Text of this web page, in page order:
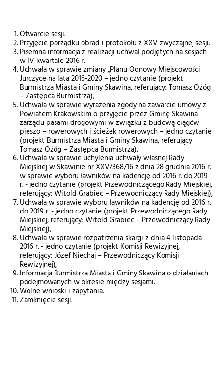
Otwarcie sesji.
Przyjęcie porządku obrad i protokołu z XXV zwyczajnej sesji.
Pisemna informacja z realizacji uchwał podjętych na sesjach
w IV kwartale 2016 r.
Uchwała w sprawie zmiany „Planu Odnowy Miejscowości
Jurczyce na lata 2016-2020 – jedno czytanie (projekt
Burmistrza Miasta i Gminy Skawina, referujący: Tomasz Ożóg
– Zastępca Burmistrza),
Uchwała w sprawie wyrażenia zgody na zawarcie umowy z
Powiatem Krakowskim o przyjęcie przez Gminę Skawina
zarządu pasami drogowymi w związku z budową ciągów
pieszo – rowerowych i ścieżek rowerowych – jedno czytanie
(projekt Burmistrza Miasta i Gminy Skawina, referujący:
Tomasz Ożóg – Zastępca Burmistrza),
Uchwała w sprawie uchylenia uchwały własnej Rady
Miejskiej w Skawinie nr XXV/368/16 z dnia 28 grudnia 2016 r.
w sprawie wyboru ławników na kadencję od 2016 r. do 2019
r. - jedno czytanie (projekt Przewodniczącego Rady Miejskiej,
referujący: Witold Grabiec – Przewodniczący Rady Miejskiej),
Uchwała w sprawie wyboru ławników na kadencję od 2016 r.
do 2019 r. - jedno czytanie (projekt Przewodniczącego Rady
Miejskiej, referujący: Witold Grabiec – Przewodniczący Rady
Miejskiej),
Uchwała w sprawie rozpatrzenia skargi z dnia 4 listopada
2016 r. - jedno czytanie (projekt Komisji Rewizyjnej,
referujący: Józef Niechaj – Przewodniczący Komisji
Rewizyjnej),
Informacja Burmistrza Miasta i Gminy Skawina o działaniach
podejmowanych w okresie między sesjami.
Wolne wnioski i zapytania.
Zamknięcie sesji.